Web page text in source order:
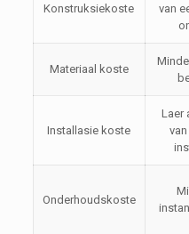
Konstruksiekoste
van
Materiaal koste
Installasie koste
Laer
Onderhoudskoste